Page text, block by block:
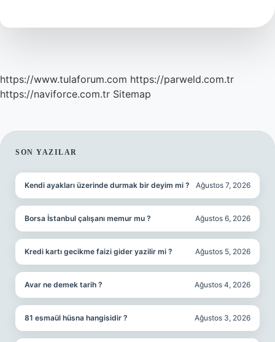
https://www.tulaforum.com https://parweld.com.tr
https://naviforce.com.tr Sitemap
SIDEBAR
SON YAZILAR
Kendi ayakları üzerinde durmak bir deyim mi ? Ağustos 7, 2026
Borsa İstanbul çalışanı memur mu ? Ağustos 6, 2026
Kredi kartı gecikme faizi gider yazilir mi ? Ağustos 5, 2026
Avar ne demek tarih ? Ağustos 4, 2026
81 esmaül hüsna hangisidir ? Ağustos 3, 2026